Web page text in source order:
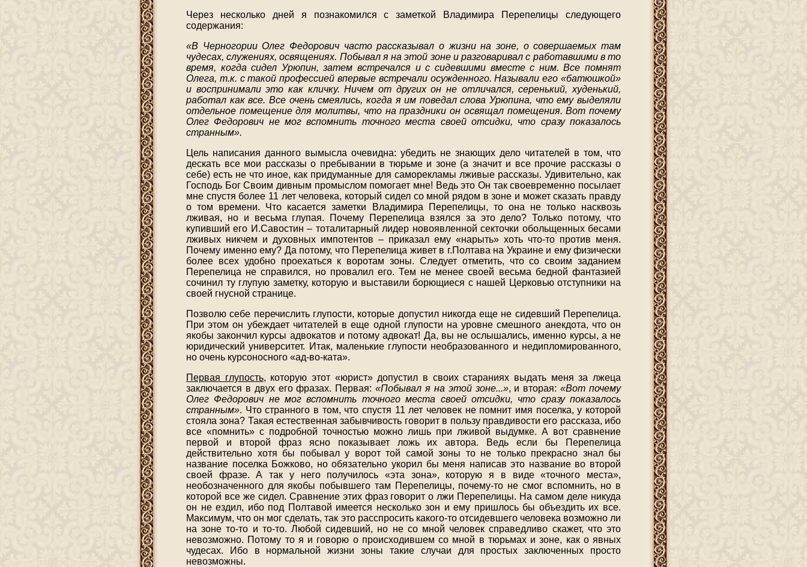
Через несколько дней я познакомился с заметкой Владимира Перепелицы следующего
содержания:
«В Черногории Олег Федорович часто рассказывал о жизни на зоне, о совершаемых там
чудесах, служениях, освящениях. Побывал я на этой зоне и разговаривал с работавшими в то
время, когда сидел Урюпин, затем встречался и с сидевшими вместе с ним. Все помнят
Олега, т.к. с такой профессией впервые встречали осужденного. Называли его «батюшкой»
и воспринимали это как кличку. Ничем от других он не отличался, серенький, худенький,
работал как все. Все очень смеялись, когда я им поведал слова Урюпина, что ему выделяли
отдельное помещение для молитвы, что на праздники он освящал помещения. Вот почему
Олег Федорович не мог вспомнить точного места своей отсидки, что сразу показалось
странным».
Цель написания данного вымысла очевидна: убедить не знающих дело читателей в том, что
дескать все мои рассказы о пребывании в тюрьме и зоне (а значит и все прочие рассказы о
себе) есть не что иное, как придуманные для саморекламы лживые рассказы. Удивительно, как
Господь Бог Своим дивным промыслом помогает мне! Ведь это Он так своевременно посылает
мне спустя более 11 лет человека, который сидел со мной рядом в зоне и может сказать правду
о том времени. Что касается заметки Владимира Перепелицы, то она не только насквозь
лживая, но и весьма глупая. Почему Перепелица взялся за это дело? Только потому, что
купивший его И.Савостин – тоталитарный лидер новоявленной секточки обольщенных бесами
лживых никчем и духовных импотентов – приказал ему «нарыть» хоть что-то против меня.
Почему именно ему? Да потому, что Перепелица живет в г.Полтава на Украине и ему физически
более всех удобно проехаться к воротам зоны. Следует отметить, что со своим заданием
Перепелица не справился, но провалил его. Тем не менее своей весьма бедной фантазией
сочинил ту глупую заметку, которую и выставили борющиеся с нашей Церковью отступники на
своей гнусной странице.
Позволю себе перечислить глупости, которые допустил никогда еще не сидевший Перепелица.
При этом он убеждает читателей в еще одной глупости на уровне смешного анекдота, что он
якобы закончил курсы адвокатов и потому адвокат! Да, вы не ослышались, именно курсы, а не
юридический университет. Итак, маленькие глупости необразованного и недипломированного,
но очень курсоносного «ад-во-ката».
Первая глупость, которую этот «юрист» допустил в своих стараниях выдать меня за лжеца
заключается в двух его фразах. Первая:«Побывал я на этой зоне...», и вторая:«Вот почему
Олег Федорович не мог вспомнить точного места своей отсидки, что сразу показалось
странным». Что странного в том, что спустя 11 лет человек не помнит имя поселка, у которой
стояла зона? Такая естественная забывчивость говорит в пользу правдивости его рассказа, ибо
все «помнить» с подробной точностью можно лишь при лживой выдумке. А вот сравнение
первой и второй фраз ясно показывает ложь их автора. Ведь если бы Перепелица
действительно хотя бы побывал у ворот той самой зоны то не только прекрасно знал бы
название поселка Божково, но обязательно укорил бы меня написав это название во второй
своей фразе. А так у него получилось «эта зона», которую я в виде «точного места»,
необозначенного для якобы побывшего там Перепелицы, почему-то не смог вспомнить, но в
которой все же сидел. Сравнение этих фраз говорит о лжи Перепелицы. На самом деле никуда
он не ездил, ибо под Полтавой имеется несколько зон и ему пришлось бы объездить их все.
Максимум, что он мог сделать, так это расспросить какого-то отсидевшего человека возможно ли
на зоне то-то и то-то. Любой сидевший, но не со мной человек справедливо скажет, что это
невозможно. Потому то я и говорю о происходившем со мной в тюрьмах и зоне, как о явных
чудесах. Ибо в нормальной жизни зоны такие случаи для простых заключенных просто
невозможны.